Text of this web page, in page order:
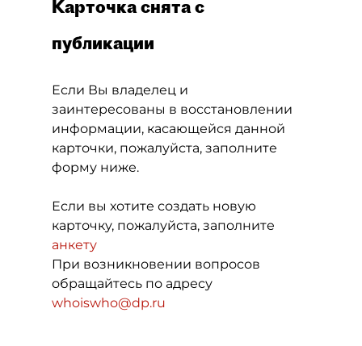
Карточка снята с
публикации
Если Вы владелец и
заинтересованы в восстановлении
информации, касающейся данной
карточки, пожалуйста, заполните
форму ниже.
Если вы хотите создать новую
карточку, пожалуйста, заполните
анкету
При возникновении вопросов
обращайтесь по адресу
whoiswho@dp.ru